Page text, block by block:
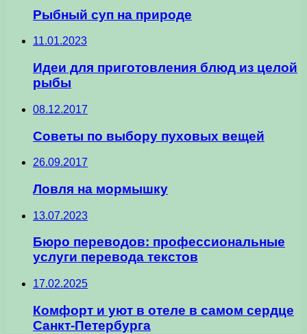
Рыбный суп на природе
11.01.2023
Идеи для приготовления блюд из целой
рыбы
08.12.2017
Советы по выбору пуховых вещей
26.09.2017
Ловля на мормышку
13.07.2023
Бюро переводов: профессиональные
услуги перевода текстов
17.02.2025
Комфорт и уют в отеле в самом сердце
Санкт-Петербурга